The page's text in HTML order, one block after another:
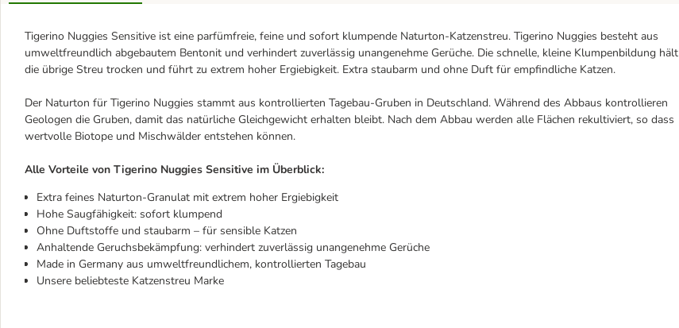
Tigerino Nuggies Sensitive ist eine parfümfreie, feine und sofort klumpende Naturton-Katzenstreu. Tigerino Nuggies besteht aus
umweltfreundlich abgebautem Bentonit und verhindert zuverlässig unangenehme Gerüche. Die schnelle, kleine Klumpenbildung hält
die übrige Streu trocken und führt zu extrem hoher Ergiebigkeit. Extra staubarm und ohne Duft für empfindliche Katzen.
Der Naturton für Tigerino Nuggies stammt aus kontrollierten Tagebau-Gruben in Deutschland. Während des Abbaus kontrollieren
Geologen die Gruben, damit das natürliche Gleichgewicht erhalten bleibt. Nach dem Abbau werden alle Flächen rekultiviert, so dass
wertvolle Biotope und Mischwälder entstehen können.
Alle Vorteile von Tigerino Nuggies Sensitive im Überblick:
Extra feines Naturton-Granulat mit extrem hoher Ergiebigkeit
Hohe Saugfähigkeit: sofort klumpend
Ohne Duftstoffe und staubarm – für sensible Katzen
Anhaltende Geruchsbekämpfung: verhindert zuverlässig unangenehme Gerüche
Made in Germany aus umweltfreundlichem, kontrollierten Tagebau
Unsere beliebteste Katzenstreu Marke